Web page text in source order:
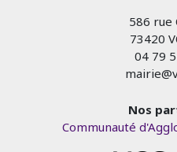
586 rue
73420
04 79
Nos
Communauté